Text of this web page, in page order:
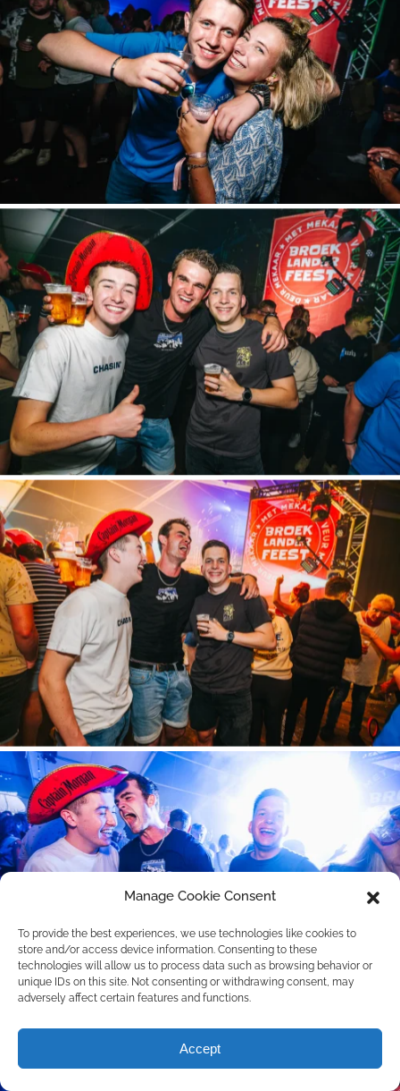
Manage Cookie Consent
To provide the best experiences, we use technologies like cookies to
store and/or access device information. Consenting to these
technologies will allow us to process data such as browsing behavior or
unique IDs on this site. Not consenting or withdrawing consent, may
adversely affect certain features and functions.
Accept